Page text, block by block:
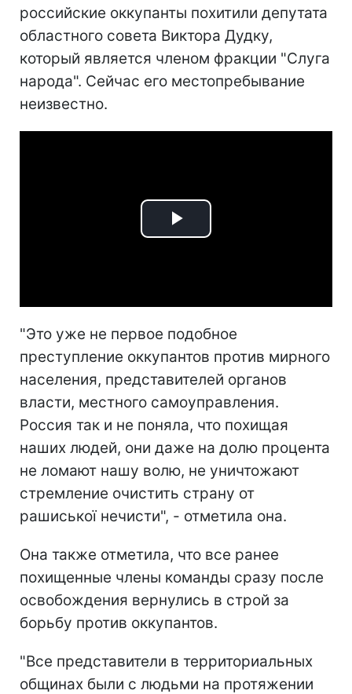
российские оккупанты похитили депутата
областного совета Виктора Дудку,
который является членом фракции "Слуга
народа". Сейчас его местопребывание
неизвестно.
Play
"Это уже не первое подобное
преступление оккупантов против мирного
населения, представителей органов
власти, местного самоуправления.
Россия так и не поняла, что похищая
наших людей, они даже на долю процента
не ломают нашу волю, не уничтожают
стремление очистить страну от
рашиської нечисти", - отметила она.
Она также отметила, что все ранее
похищенные члены команды сразу после
освобождения вернулись в строй за
борьбу против оккупантов.
"Все представители в территориальных
общинах были с людьми на протяжении